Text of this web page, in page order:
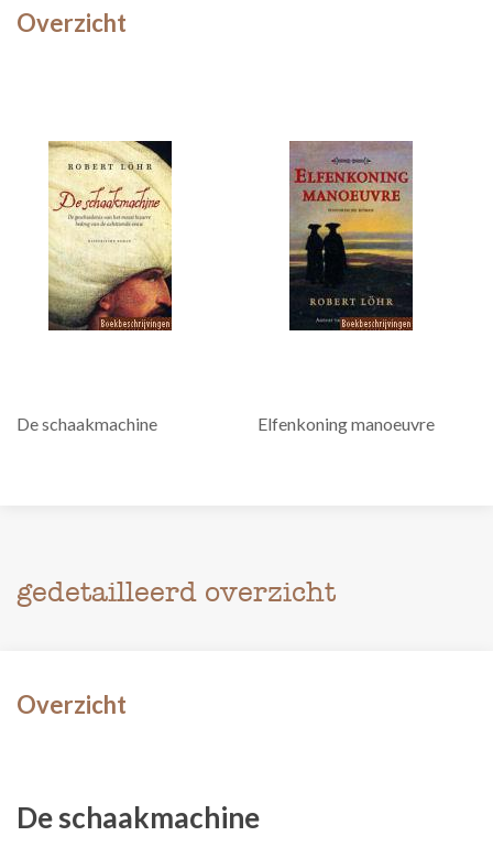
Overzicht
De schaakmachine Elfenkoning manoeuvre
gedetailleerd overzicht
Overzicht
De schaakmachine